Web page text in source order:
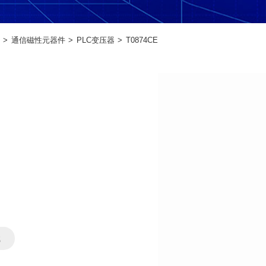
通信磁性元器件 PLC变压器 T0874CE